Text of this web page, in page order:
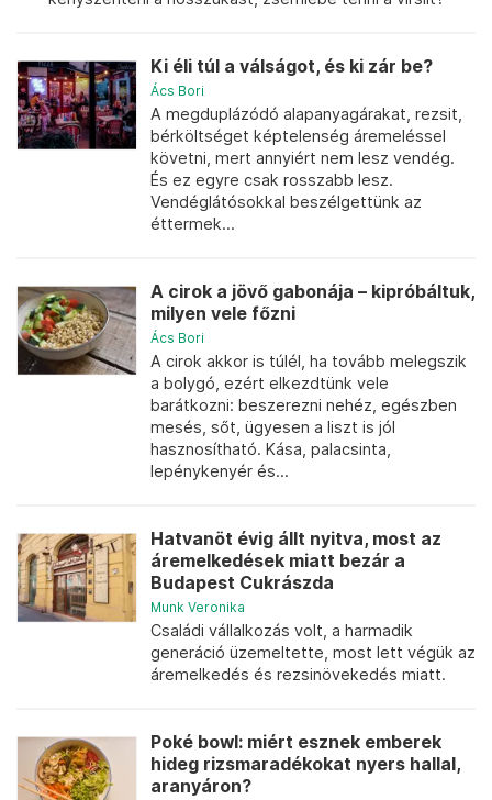
Ki éli túl a válságot, és ki zár be?
Ács Bori
A megduplázódó alapanyagárakat, rezsit,
bérköltséget képtelenség áremeléssel
követni, mert annyiért nem lesz vendég.
És ez egyre csak rosszabb lesz.
Vendéglátósokkal beszélgettünk az
éttermek...
A cirok a jövő gabonája – kipróbáltuk,
milyen vele főzni
Ács Bori
A cirok akkor is túlél, ha tovább melegszik
a bolygó, ezért elkezdtünk vele
barátkozni: beszerezni nehéz, egészben
mesés, sőt, ügyesen a liszt is jól
hasznosítható. Kása, palacsinta,
lepénykenyér és...
Hatvanöt évig állt nyitva, most az
áremelkedések miatt bezár a
Budapest Cukrászda
Munk Veronika
Családi vállalkozás volt, a harmadik
generáció üzemeltette, most lett végük az
áremelkedés és rezsinövekedés miatt.
Poké bowl: miért esznek emberek
hideg rizsmaradékokat nyers hallal,
aranyáron?